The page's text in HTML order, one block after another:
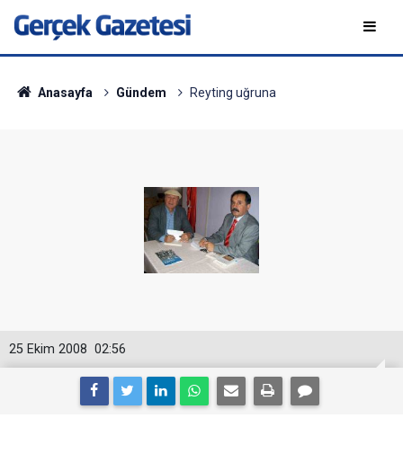
Anasayfa Gündem Reyting uğruna
02:56
25 Ekim 2008